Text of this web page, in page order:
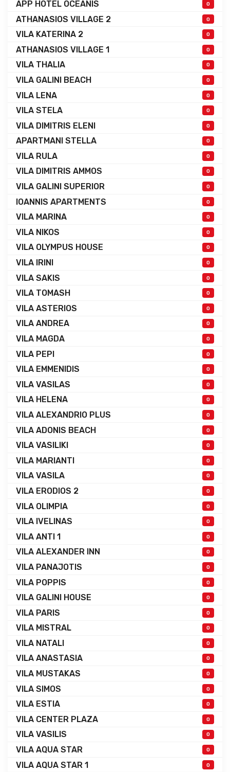
APP HOTEL OCEANIS 0
ATHANASIOS VILLAGE 2 0
VILA KATERINA 2 0
ATHANASIOS VILLAGE 1 0
VILA THALIA 0
VILA GALINI BEACH 0
VILA LENA 0
VILA STELA 0
VILA DIMITRIS ELENI 0
APARTMANI STELLA 0
VILA RULA 0
VILA DIMITRIS AMMOS 0
VILA GALINI SUPERIOR 0
IOANNIS APARTMENTS 0
VILA MARINA 0
VILA NIKOS 0
VILA OLYMPUS HOUSE 0
VILA IRINI 0
VILA SAKIS 0
VILA TOMASH 0
VILA ASTERIOS 0
VILA ANDREA 0
VILA MAGDA 0
VILA PEPI 0
VILA EMMENIDIS 0
VILA VASILAS 0
VILA HELENA 0
VILA ALEXANDRIO PLUS 0
VILA ADONIS BEACH 0
VILA VASILIKI 0
VILA MARIANTI 0
VILA VASILA 0
VILA ERODIOS 2 0
VILA OLIMPIA 0
VILA IVELINAS 0
VILA ANTI 1 0
VILA ALEXANDER INN 0
VILA PANAJOTIS 0
VILA POPPIS 0
VILA GALINI HOUSE 0
VILA PARIS 0
VILA MISTRAL 0
VILA NATALI 0
VILA ANASTASIA 0
VILA MUSTAKAS 0
VILA SIMOS 0
VILA ESTIA 0
VILA CENTER PLAZA 0
VILA VASILIS 0
VILA AQUA STAR 0
VILA AQUA STAR 1 0